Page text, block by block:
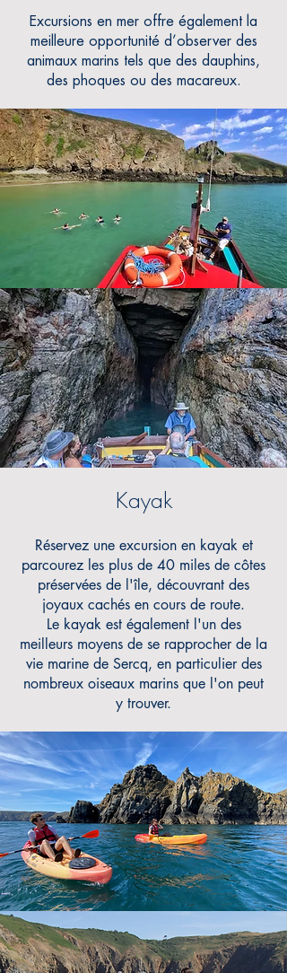
Excursions en mer offre également la
meilleure opportunité d’observer des
animaux marins tels que des dauphins,
des phoques ou des macareux.
Kayak
Réservez une excursion en kayak et
parcourez les plus de 40 miles de côtes
préservées de l'île, découvrant des
joyaux cachés en cours de route.
Le kayak est également l'un des
meilleurs moyens de se rapprocher de la
vie marine de Sercq, en particulier des
nombreux oiseaux marins que l'on peut
y trouver.